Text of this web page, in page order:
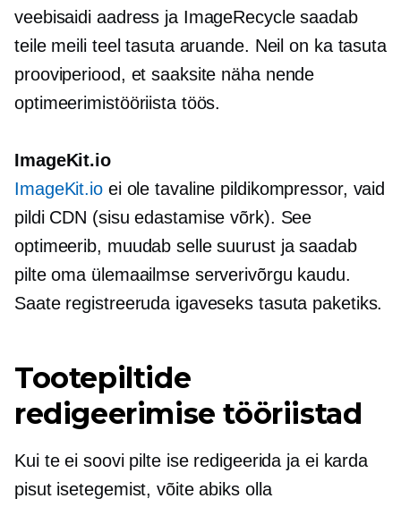
veebisaidi aadress ja ImageRecycle saadab
teile meili teel tasuta aruande. Neil on ka tasuta
prooviperiood, et saaksite näha nende
optimeerimistööriista töös.
ImageKit.io
ImageKit.ioei ole tavaline pildikompressor, vaid
pildi CDN (sisu edastamise võrk). See
optimeerib, muudab selle suurust ja saadab
pilte oma ülemaailmse serverivõrgu kaudu.
Saate registreeruda igaveseks tasuta paketiks.
Tootepiltide
redigeerimise tööriistad
Kui te ei soovi pilte ise redigeerida ja ei karda
pisut isetegemist, võite abiks olla